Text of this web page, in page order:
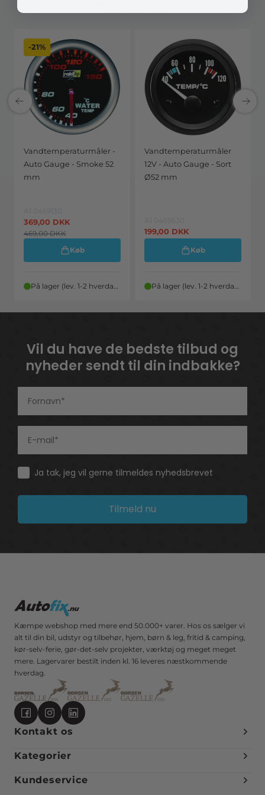
-21%
Vandtemperaturmåler -
Auto Gauge - Smoke 52
mm
369,00 DKK
469,00DKK
Køb
På lager (lev. 1-2 hverdage)
Vandtemperaturmåler
12V - Auto Gauge - Sort
Ø52 mm
199,00 DKK
Køb
På lager (lev. 1-2 hverdage)
Vil du have de bedste tilbud og
nyheder sendt til din indbakke?
Consent
Ja tak, jeg vil gerne tilmeldes nyhedsbrevet
Tilmeld nu
Kæmpe webshop med mere end 50.000+ varer. Hos os sælger vi
alt til din bil, udstyr og tilbehør, hjem, børn & leg, fritid & camping,
kør-selv-ferie, gør-det-selv projekter, værktøj og meget meget
mere. Lagervarer bestilt inden kl. 16 leveres næstkommende
hverdag.
Kontakt os
Kategorier
Kundeservice